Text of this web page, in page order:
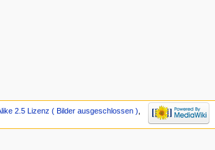
2.5 Lizenz ( Bilder ausgeschlossen )